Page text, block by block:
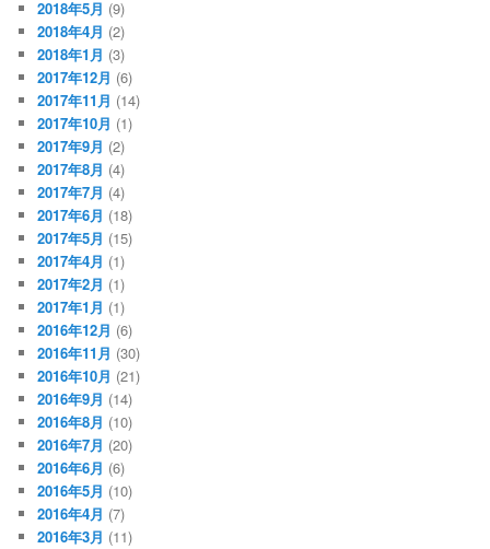
2018年5月 (9)
2018年4月 (2)
2018年1月 (3)
2017年12月 (6)
2017年11月 (14)
2017年10月 (1)
2017年9月 (2)
2017年8月 (4)
2017年7月 (4)
2017年6月 (18)
2017年5月 (15)
2017年4月 (1)
2017年2月 (1)
2017年1月 (1)
2016年12月 (6)
2016年11月 (30)
2016年10月 (21)
2016年9月 (14)
2016年8月 (10)
2016年7月 (20)
2016年6月 (6)
2016年5月 (10)
2016年4月 (7)
2016年3月 (11)